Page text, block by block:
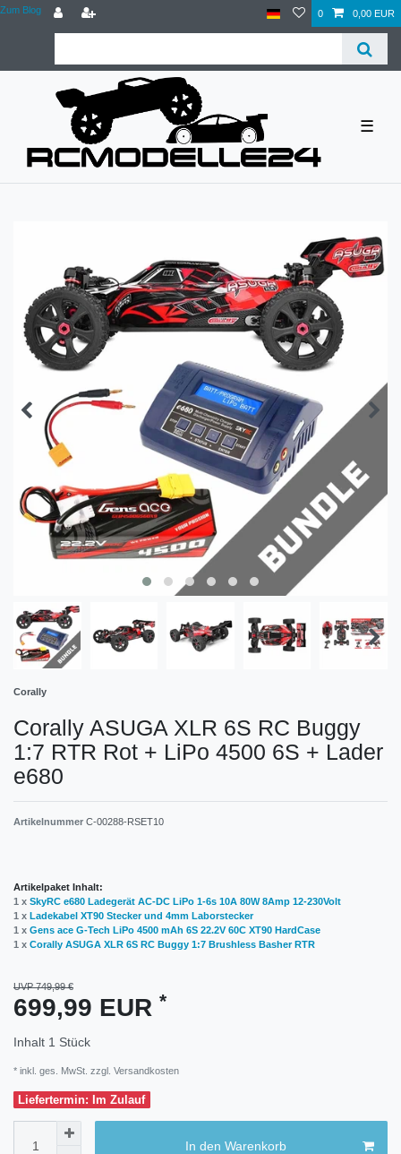
Zum Blog 0 0,00 EUR
☰
Corally
Corally ASUGA XLR 6S RC Buggy
1:7 RTR Rot + LiPo 4500 6S + Lader
e680
Artikelnummer C-00288-RSET10
Artikelpaket Inhalt:
1 x SkyRC e680 Ladegerät AC-DC LiPo 1-6s 10A 80W 8Amp 12-230Volt
1 x Ladekabel XT90 Stecker und 4mm Laborstecker
1 x Gens ace G-Tech LiPo 4500 mAh 6S 22.2V 60C XT90 HardCase
1 x Corally ASUGA XLR 6S RC Buggy 1:7 Brushless Basher RTR
UVP 749,99 €
699,99 EUR *
Inhalt 1 Stück
* inkl. ges. MwSt. zzgl. Versandkosten
Liefertermin: Im Zulauf
In den Warenkorb